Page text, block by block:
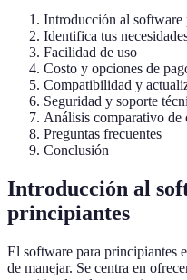
Introducción al software
Identifica tus
Facilidad de uso
Costo y opciones de
Compatibilidad y
Seguridad y soporte
Análisis comparativo de
Preguntas frecuentes
Conclusión
Introducción al
principiantes
El software para principiantes
de manejar. Se centra en